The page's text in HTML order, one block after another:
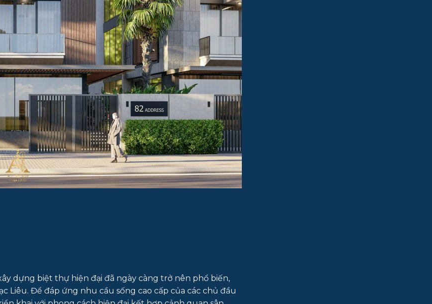
dựng biệt thự hiện đại đã ngày càng trở nên phổ biến,
Liêu. Để đáp ứng nhu cầu sống cao cấp của các chủ đầu